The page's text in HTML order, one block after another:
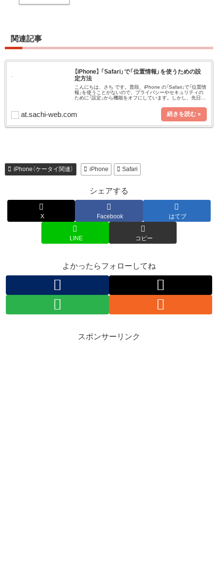
関連記事
【iPhone】 「Safari」で「位置情報」を使うための設
定方法
こんにちは、さち です。普段、iPhone の「Safari」で「位置情
報」を使うことがないので、プライバシーやセキュリティの
ために「設定」から機能をオフにしています。しかし、先日珍
at.sachi-web.com
iPhone（ケータイ関連） iPhone Safari
シェアする
X Facebook はてブ
LINE コピー
よかったらフォローしてね
スポンサーリンク